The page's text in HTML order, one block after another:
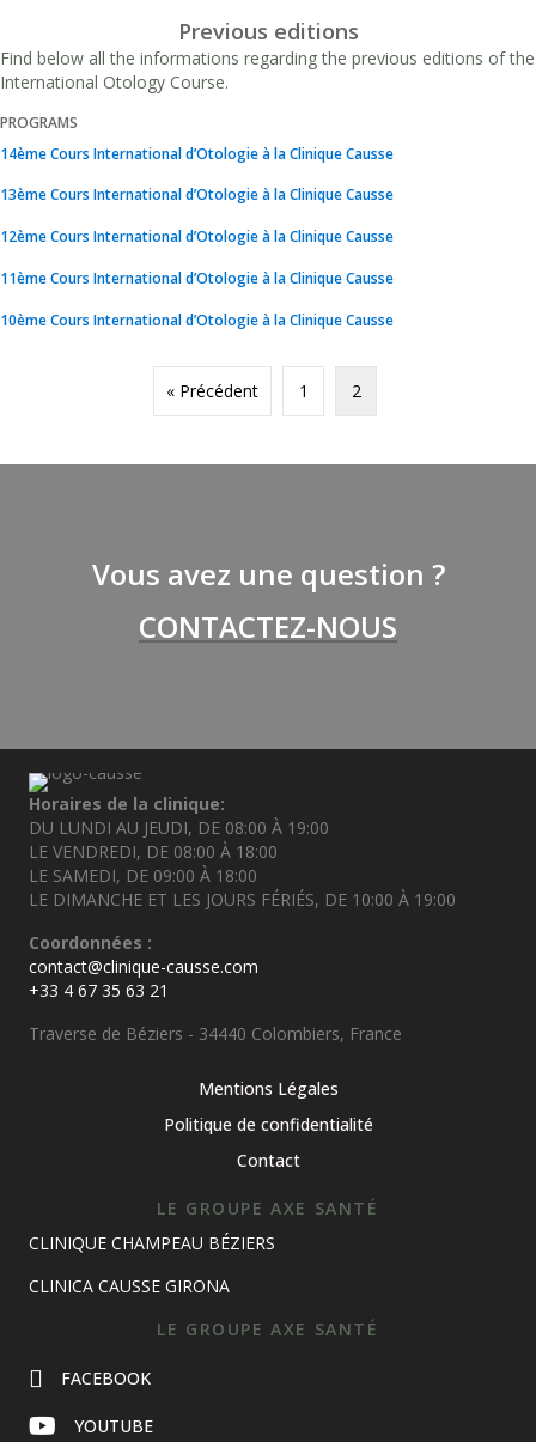
Previous editions
Find below all the informations regarding the previous editions of the
International Otology Course.
PROGRAMS
14ème Cours International d’Otologie à la Clinique Causse
13ème Cours International d’Otologie à la Clinique Causse
12ème Cours International d’Otologie à la Clinique Causse
11ème Cours International d’Otologie à la Clinique Causse
10ème Cours International d’Otologie à la Clinique Causse
« Précédent 1 2
Vous avez une question ?
CONTACTEZ-NOUS
Horaires de la clinique:
DU LUNDI AU JEUDI, DE 08:00 À 19:00
LE VENDREDI, DE 08:00 À 18:00
LE SAMEDI, DE 09:00 À 18:00
LE DIMANCHE ET LES JOURS FÉRIÉS, DE 10:00 À 19:00
Coordonnées :
contact@clinique-causse.com
+33 4 67 35 63 21
Traverse de Béziers - 34440 Colombiers, France
Mentions Légales
Politique de confidentialité
Contact
LE GROUPE AXE SANTÉ
CLINIQUE CHAMPEAU BÉZIERS
CLINICA CAUSSE GIRONA
LE GROUPE AXE SANTÉ
FACEBOOK
YOUTUBE